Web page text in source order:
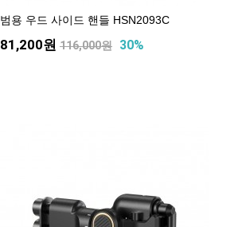
범용 우드 사이드 핸들 HSN2093C
81,200원 116,000원 30%